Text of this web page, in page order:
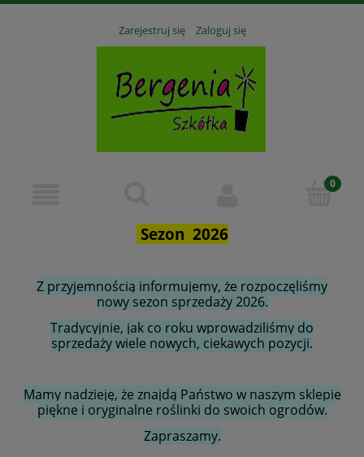
Zarejestruj się Zaloguj się
Sezon 2026
Z przyjemnością informujemy, że rozpoczęliśmy
nowy sezon sprzedaży 2026.
Tradycyjnie, jak co roku wprowadziliśmy do
sprzedaży wiele nowych, ciekawych pozycji.
Mamy nadzieję, że znajdą Państwo w naszym sklepie
piękne i oryginalne roślinki do swoich ogrodów.
Zapraszamy.